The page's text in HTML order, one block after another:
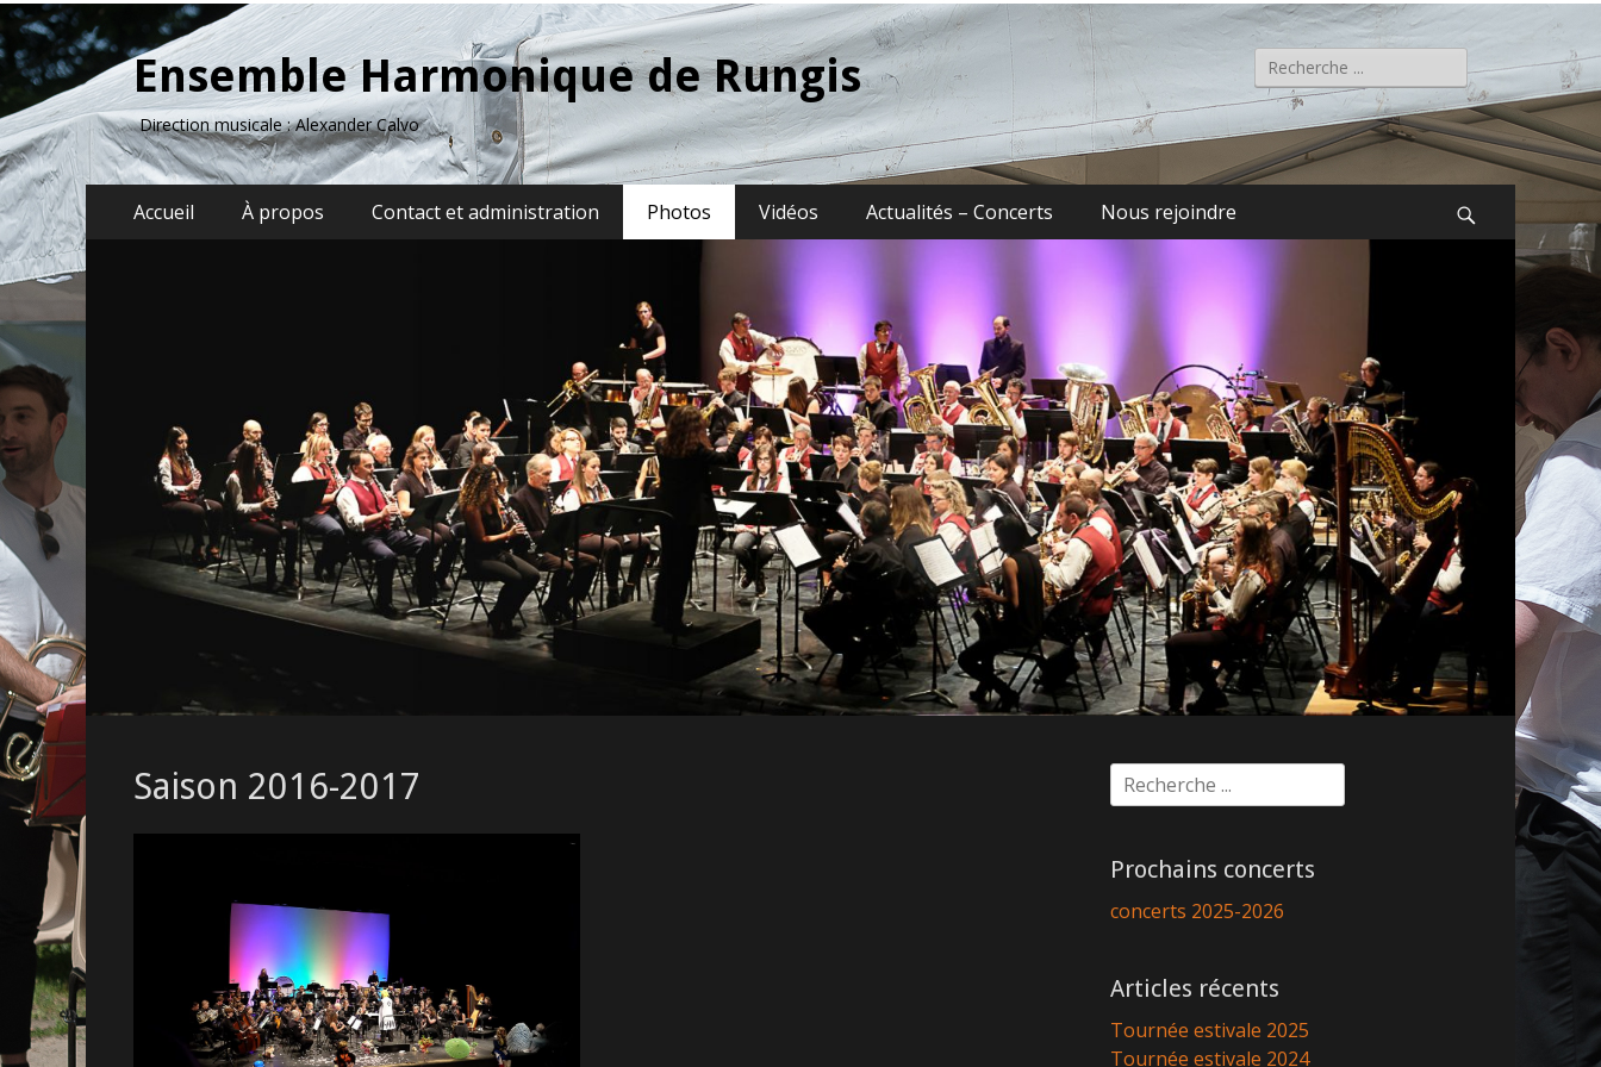
Ensemble Harmonique de Rungis
Direction musicale : Alexander Calvo
Rechercher :
Menu
AllerAccueil À propos Contact et administration Photos Vidéos Actualités – Concerts Nous rejoindre Recherche
Saison 2016-2017 Rechercher :
Prochains concerts
concerts 2025-2026
Articles récents
Tournée estivale 2025
Tournée estivale 2024